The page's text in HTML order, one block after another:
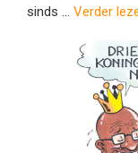
sinds ... Verder